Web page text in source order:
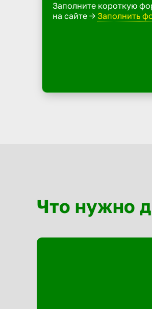
Заполните короткую
на сайте -> Заполнить
Что нужно